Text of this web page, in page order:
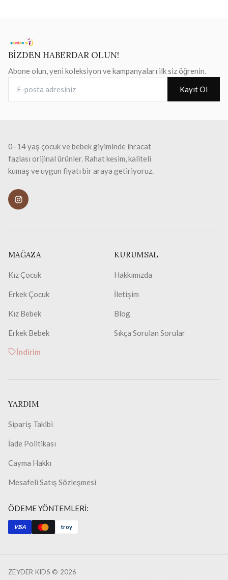
BİZDEN HABERDAR OLUN!
Abone olun, yeni koleksiyon ve kampanyaları ilk siz öğrenin.
Kayıt Ol
0–14 yaş çocuk ve bebek giyiminde ihracat
fazlası orijinal ürünler. Rahat kesim, kaliteli
kumaş ve uygun fiyatı bir araya getiriyoruz.
MAĞAZA
Kız Çocuk
Erkek Çocuk
Kız Bebek
Erkek Bebek
İndirim
KURUMSAL
Hakkımızda
İletişim
Blog
Sıkça Sorulan Sorular
YARDIM
Sipariş Takibi
İade Politikası
Cayma Hakkı
Mesafeli Satış Sözleşmesi
ÖDEME YÖNTEMLERİ:
VISA troy
ZEYDER KIDS © 2026